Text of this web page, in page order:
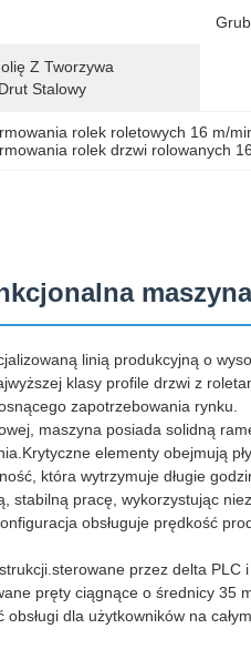
Z Tworzywa
Stalowy
rolek roletowych 16 m/
rolek drzwi rolowanych
linią produkcyjną o
klasy profile drzwi z
zapotrzebowania rynku.
maszyna posiada solidną
elementy obejmują
która wytrzymuje długie
stabilną pracę, wykorzystując
obsługuje prędkość
przez delta PLC
pręty ciągnące o średnicy 35
dla użytkowników na